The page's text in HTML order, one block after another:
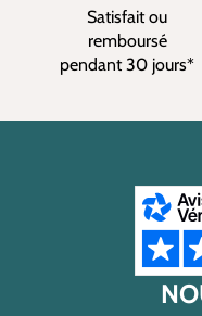
Satisfait ou
remboursé
pendant 30 jours*